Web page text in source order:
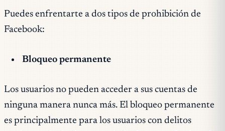
Puedes enfrentarte a dos tipos de prohibición de
Facebook:
Bloqueo permanente
Los usuarios no pueden acceder a sus cuentas de
ninguna manera nunca más. El bloqueo permanente
es principalmente para los usuarios con delitos